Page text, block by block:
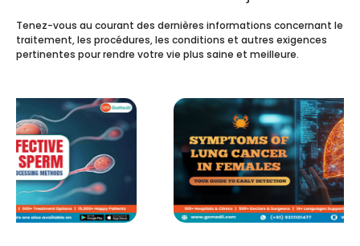
Tenez-vous au courant des dernières informations concernant le
traitement, les procédures, les conditions et autres exigences
pertinentes pour rendre votre vie plus saine et meilleure.